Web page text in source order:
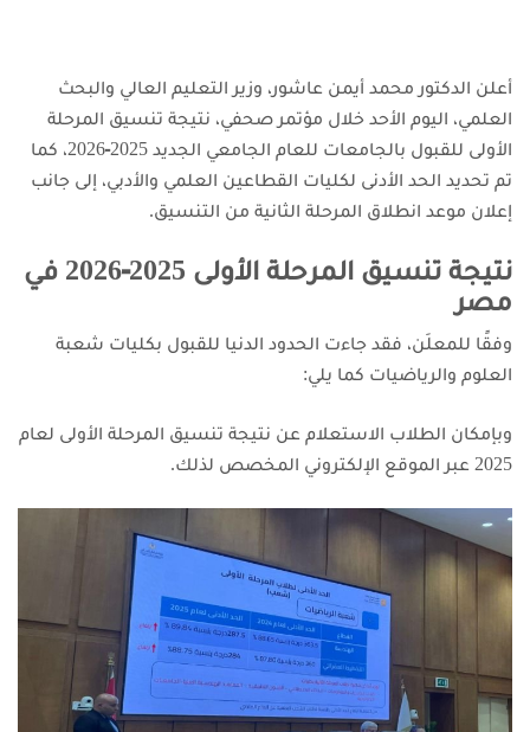
أعلن الدكتور محمد أيمن عاشور، وزير التعليم العالي والبحث
العلمي، اليوم الأحد خلال مؤتمر صحفي، نتيجة تنسيق المرحلة
الأولى للقبول بالجامعات
للعام الجامعي الجديد 2025‑2026، كما
تم تحديد الحد الأدنى لكليات القطاعين العلمي والأدبي، إلى جانب
إعلان موعد انطلاق المرحلة الثانية من التنسيق.
نتيجة تنسيق المرحلة الأولى 2025‑2026 في
مصر
وفقًا للمعلَن، فقد جاءت الحدود الدنيا للقبول بكليات شعبة
العلوم والرياضيات كما يلي:
وبإمكان الطلاب الاستعلام عن نتيجة تنسيق المرحلة الأولى لعام
2025 عبر
الموقع الإلكتروني المخصص لذلك.